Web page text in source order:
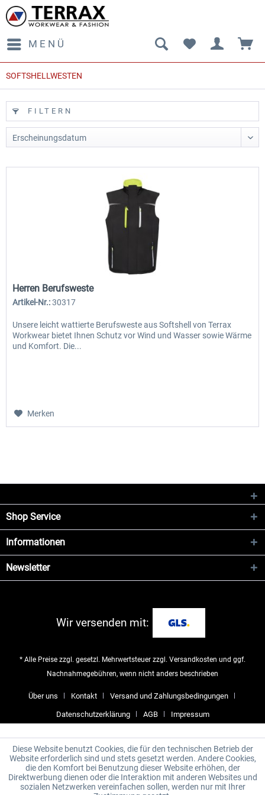
MENÜ
SOFTSHELLWESTEN
FILTERN
Herren Berufsweste
Artikel-Nr.:30317
Unsere leicht wattierte Berufsweste aus Softshell von Terrax
Workwear bietet Ihnen Schutz vor Wind und Wasser sowie Wärme
und Komfort. Die...
Merken
Shop Service
Informationen
Newsletter
Wir versenden mit:
* Alle Preise zzgl. gesetzl. Mehrwertsteuer zzgl. Versandkosten und ggf.
Nachnahmegebühren, wenn nicht anders beschrieben
Über uns Kontakt Versand und Zahlungsbedingungen
Datenschutzerklärung AGB Impressum
Diese Website benutzt Cookies, die für den technischen Betrieb der
Website erforderlich sind und stets gesetzt werden. Andere Cookies,
die den Komfort bei Benutzung dieser Website erhöhen, der
Direktwerbung dienen oder die Interaktion mit anderen Websites und
sozialen Netzwerken vereinfachen sollen, werden nur mit Ihrer